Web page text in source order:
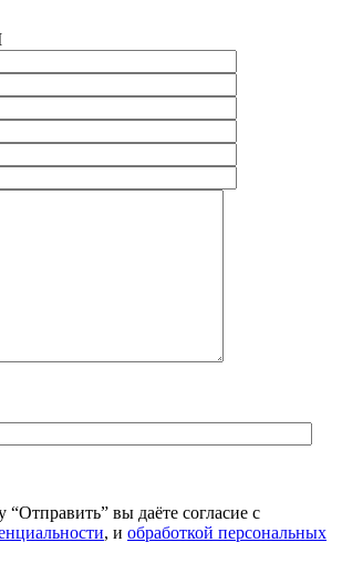
вы даёте согласие с
, и обработкой персональных